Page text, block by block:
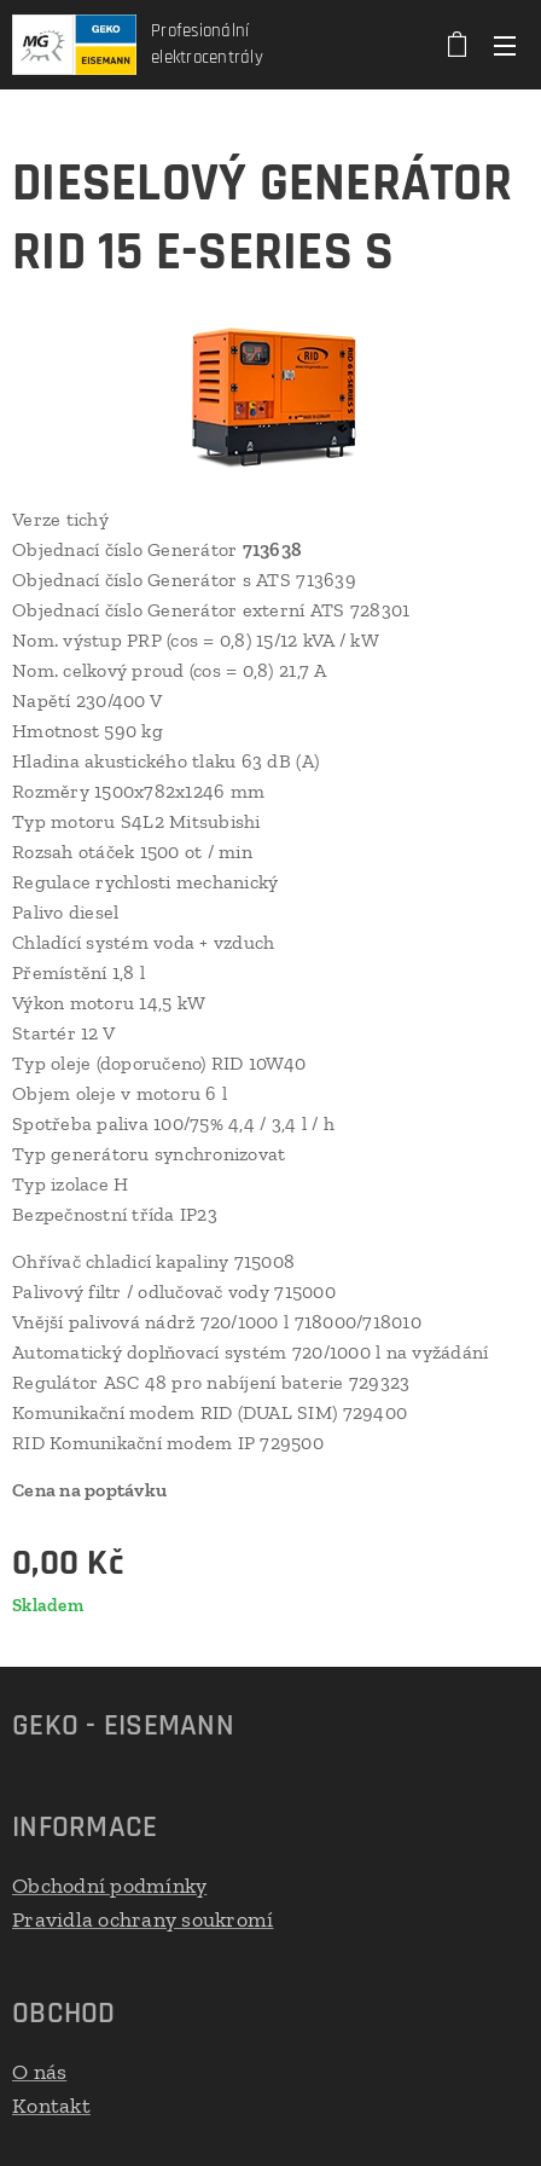
Profesionální
elektrocentrály
DIESELOVÝ GENERÁTOR
RID 15 E-SERIES S
Verze tichý
Objednací číslo Generátor 713638
Objednací číslo Generátor s ATS 713639
Objednací číslo Generátor externí ATS 728301
Nom. výstup PRP (cos = 0,8) 15/12 kVA / kW
Nom. celkový proud (cos = 0,8) 21,7 A
Napětí 230/400 V
Hmotnost 590 kg
Hladina akustického tlaku 63 dB (A)
Rozměry 1500x782x1246 mm
Typ motoru S4L2 Mitsubishi
Rozsah otáček 1500 ot / min
Regulace rychlosti mechanický
Palivo diesel
Chladící systém voda + vzduch
Přemístění 1,8 l
Výkon motoru 14,5 kW
Startér 12 V
Typ oleje (doporučeno) RID 10W40
Objem oleje v motoru 6 l
Spotřeba paliva 100/75% 4,4 / 3,4 l / h
Typ generátoru synchronizovat
Typ izolace H
Bezpečnostní třída IP23
Ohřívač chladicí kapaliny 715008
Palivový filtr / odlučovač vody 715000
Vnější palivová nádrž 720/1000 l 718000/718010
Automatický doplňovací systém 720/1000 l na vyžádání
Regulátor ASC 48 pro nabíjení baterie 729323
Komunikační modem RID (DUAL SIM) 729400
RID Komunikační modem IP 729500
Cena na poptávku
0,00 Kč
Skladem
GEKO - EISEMANN
INFORMACE
Obchodní podmínky
Pravidla ochrany soukromí
OBCHOD
O nás
Kontakt